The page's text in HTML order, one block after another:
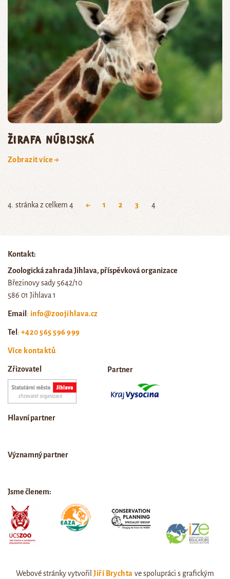
žirafa núbijská
Zobrazit více →
4. stránka z celkem 4 ← 1 2 3 4
Kontakt:
Zoologická zahrada Jihlava, příspěvková organizace
Březinovy sady 5642/10
586 01 Jihlava 1
Email : info@zoojihlava.cz
Tel : +420 565 596 999
Více kontaktů
Zřizovatel Partner
Hlavní partner
Významný partner
Jsme členem:
Webové stránky vytvořilJiří Brychta ve spolupráci s grafickým